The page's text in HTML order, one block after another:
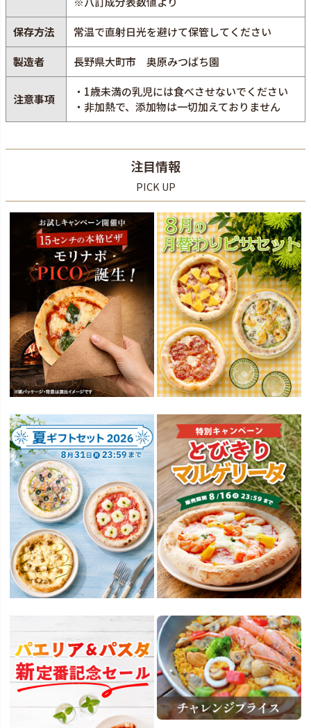
保存方法 常温で直射日光を避けて保管してください
製造者 長野県大町市 奥原みつばち園
注意事項
・1歳未満の乳児には食べさせないでください
・非加熱で、添加物は一切加えておりません
注目情報
PICK UP